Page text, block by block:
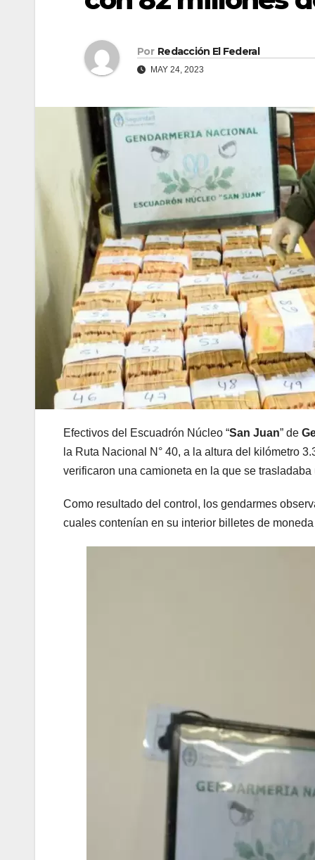
Por Redacción El Federal
MAY 24, 2023
Efectivos del Escuadrón Núcleo “San Juan” de
la Ruta Nacional N° 40, a la altura del kilómetro
verificaron una camioneta en la que se
Como resultado del control, los gendarmes
cuales contenían en su interior billetes de